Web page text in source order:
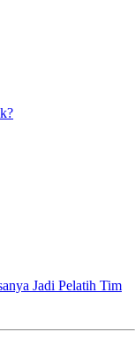
Jadi Pelatih Tim